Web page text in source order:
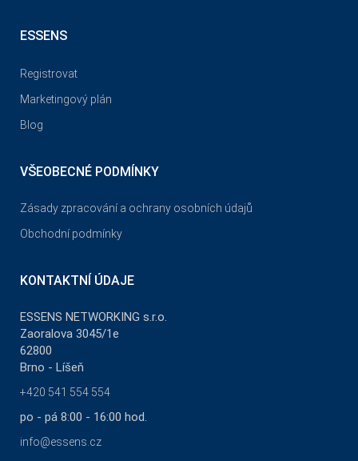
ESSENS
Registrovat
Marketingový plán
Blog
VŠEOBECNÉ PODMÍNKY
Zásady zpracování a ochrany osobních údajů
Obchodní podmínky
KONTAKTNÍ ÚDAJE
ESSENS NETWORKING s.r.o.
Zaoralova 3045/1e
62800
Brno - Líšeň
+420 541 554 554
po - pá 8:00 - 16:00 hod.
info@essens.cz